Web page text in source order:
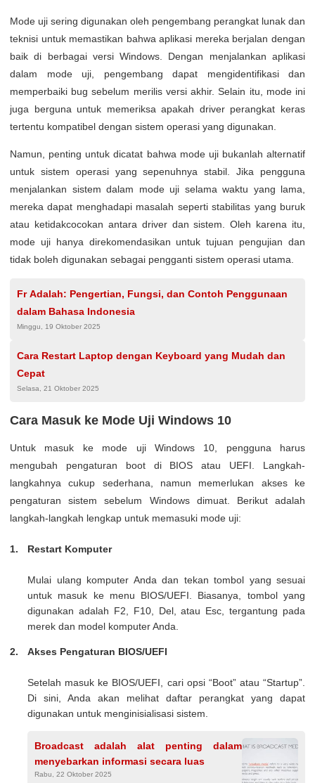
Mode uji sering digunakan oleh pengembang perangkat lunak dan
teknisi untuk memastikan bahwa aplikasi mereka berjalan dengan
baik di berbagai versi Windows. Dengan menjalankan aplikasi
dalam mode uji, pengembang dapat mengidentifikasi dan
memperbaiki bug sebelum merilis versi akhir. Selain itu, mode ini
juga berguna untuk memeriksa apakah driver perangkat keras
tertentu kompatibel dengan sistem operasi yang digunakan.
Namun, penting untuk dicatat bahwa mode uji bukanlah alternatif
untuk sistem operasi yang sepenuhnya stabil. Jika pengguna
menjalankan sistem dalam mode uji selama waktu yang lama,
mereka dapat menghadapi masalah seperti stabilitas yang buruk
atau ketidakcocokan antara driver dan sistem. Oleh karena itu,
mode uji hanya direkomendasikan untuk tujuan pengujian dan
tidak boleh digunakan sebagai pengganti sistem operasi utama.
Fr Adalah: Pengertian, Fungsi, dan Contoh Penggunaan
dalam Bahasa Indonesia
Minggu, 19 Oktober 2025
Cara Restart Laptop dengan Keyboard yang Mudah dan
Cepat
Selasa, 21 Oktober 2025
Cara Masuk ke Mode Uji Windows 10
Untuk masuk ke mode uji Windows 10, pengguna harus
mengubah pengaturan boot di BIOS atau UEFI. Langkah-
langkahnya cukup sederhana, namun memerlukan akses ke
pengaturan sistem sebelum Windows dimuat. Berikut adalah
langkah-langkah lengkap untuk memasuki mode uji:
Restart Komputer
Mulai ulang komputer Anda dan tekan tombol yang sesuai
untuk masuk ke menu BIOS/UEFI. Biasanya, tombol yang
digunakan adalah F2, F10, Del, atau Esc, tergantung pada
merek dan model komputer Anda.
Akses Pengaturan BIOS/UEFI
Setelah masuk ke BIOS/UEFI, cari opsi “Boot” atau “Startup”.
Di sini, Anda akan melihat daftar perangkat yang dapat
digunakan untuk menginisialisasi sistem.
Broadcast adalah alat penting dalam
menyebarkan informasi secara luas
Rabu, 22 Oktober 2025